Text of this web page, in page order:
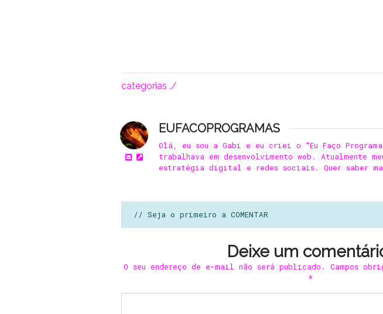
categorias ./
EUFACOPROGRAMAS
Olá, eu sou a Gabi e eu criei o "Eu Faço
trabalhava em desenvolvimento web. Atualmente
estratégia digital e redes sociais. Quer saber
// Seja o primeiro a COMENTAR
Deixe um
O seu endereço de e-mail não será publicado.
Campos
*